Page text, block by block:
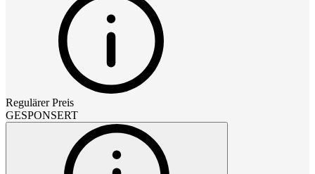
Regulärer Preis
GESPONSERT